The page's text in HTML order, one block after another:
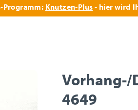
Programm: Knutzen-Plus - hier wird
Vorhang-/
4649